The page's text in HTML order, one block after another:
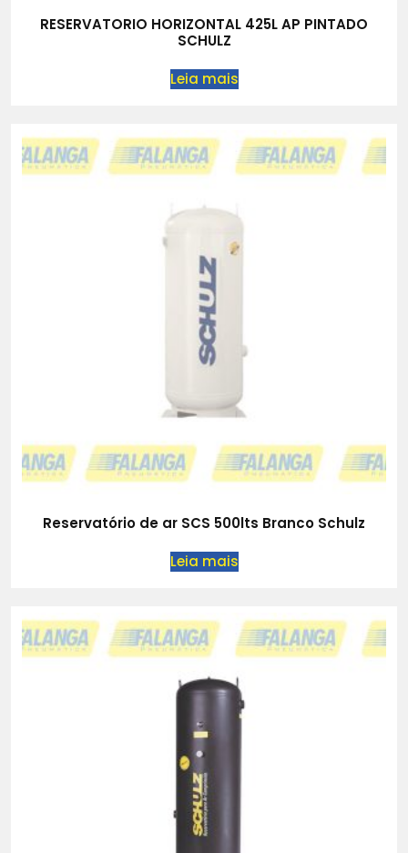
RESERVATORIO HORIZONTAL 425L AP PINTADO
SCHULZ
Leia mais
Reservatório de ar SCS 500lts Branco Schulz
Leia mais